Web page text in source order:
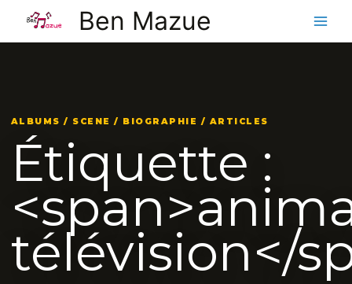
contenu
Ben Mazue
ALBUMS / SCENE / BIOGRAPHIE / ARTICLES
Étiquette :
télévision</